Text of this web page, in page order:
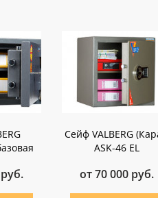
Сейф VALBERG
ASK-46 EL
от 70 000 руб.